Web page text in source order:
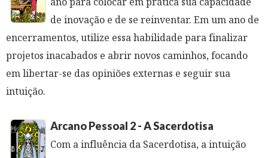
de inovação e de se reinventar. Em um ano de
encerramentos, utilize essa habilidade para finalizar
projetos inacabados e abrir novos caminhos, focando
em libertar-se das opiniões externas e seguir sua
intuição.
Arcano Pessoal 2 - A Sacerdotisa
Com a influência da Sacerdotisa, a intuição